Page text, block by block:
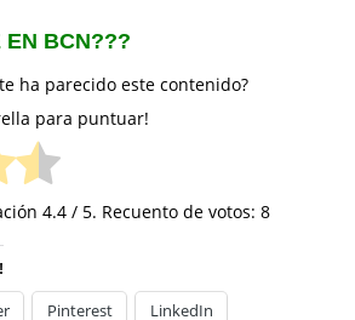
EN BCN???
ha parecido este contenido?
para puntuar!
4.4 / 5. Recuento de votos: 8
Pinterest LinkedIn